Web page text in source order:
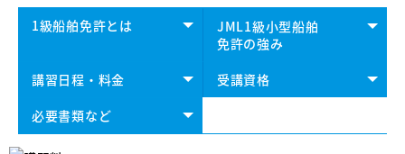
1級船舶免許とは
JML1級小型船舶
免許の強み
講習日程・料金
受講資格
必要書類など